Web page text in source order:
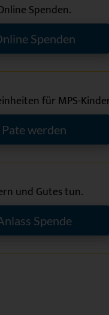
Spenden.
Spenden
für MPS-
Pate werden
und Gutes tun.
Spende